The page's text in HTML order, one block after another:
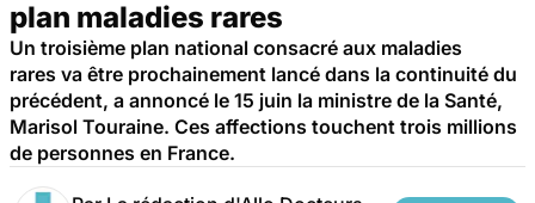
plan maladies rares
Un troisième plan national consacré aux maladies
rares va être prochainement lancé dans la continuité du
précédent, a annoncé le 15 juin la ministre de la Santé,
Marisol Touraine. Ces affections touchent trois millions
de personnes en France.